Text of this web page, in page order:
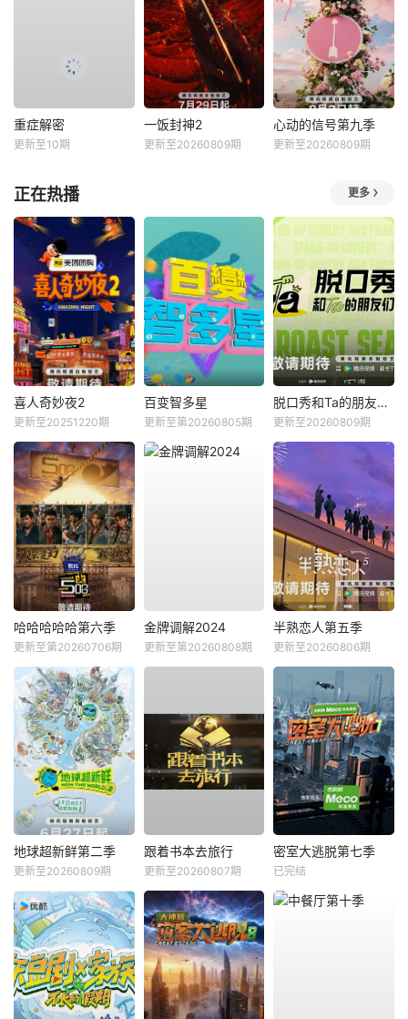
重症解密
更新至10期
一饭封神2
更新至20260809期
心动的信号第九季
更新至20260809期
正在热播 更多
喜人奇妙夜2
更新至20251220期
百变智多星
更新至第20260805期
脱口秀和Ta的朋友们第三季
更新至20260809期
哈哈哈哈哈第六季
更新至第20260706期
金牌调解2024
更新至第20260808期
半熟恋人第五季
更新至20260806期
地球超新鲜第二季
更新至20260809期
跟着书本去旅行
更新至20260807期
密室大逃脱第七季
已完结